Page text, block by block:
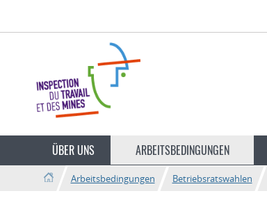
wechseln
ÜBER UNS ARBEITSBEDINGUNGEN
Arbeitsbedingungen Betriebsratswahlen